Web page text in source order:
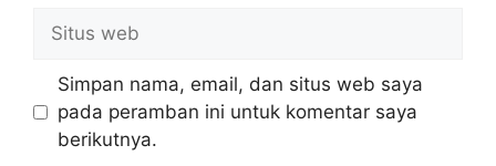
web
Simpan nama, email, dan situs web saya
pada peramban ini untuk komentar saya
berikutnya.